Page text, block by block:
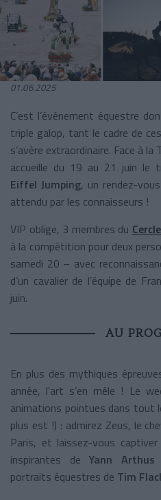
01.06.2025
C’est l’événement équestre
triple galop, tant le cadre de
s’avère extraordinaire. Face à la
accueille du 19 au 21 juin le
Eiffel Jumping, un rendez-
attendu par les connaisseurs !
VIP oblige, 3 membres du
à la compétition pour deux
samedi 20 – avec
d’un cavalier de l’équipe de
juin.
AU
En plus des mythiques
année, l'art s’en mêle ! Le
animations pointues dans tout
plus est !) : admirez Zeus, le
Paris, et laissez-vous
inspirantes deYann Arthus
portraits équestres de Tim